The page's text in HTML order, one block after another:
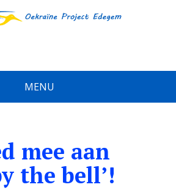
MENU
mee aan
the bell’!